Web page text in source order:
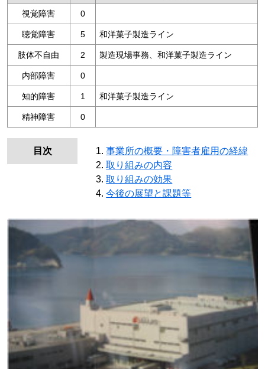
視覚障害 0
聴覚障害 5 和洋菓子製造ライン
肢体不自由 2 製造現場事務、和洋菓子製造ライン
内部障害 0
知的障害 1 和洋菓子製造ライン
精神障害 0
目次
事業所の概要・障害者雇用の経緯
取り組みの内容
取り組みの効果
今後の展望と課題等